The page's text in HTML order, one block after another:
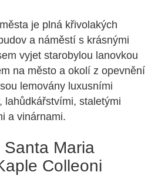
je plná křivolakých
a náměstí s krásnými
vyjet starobylou lanovkou
na město a okolí z opevnění
lemovány luxusními
lahůdkářstvími, staletými
a vinárnami.
Maria
Colleoni